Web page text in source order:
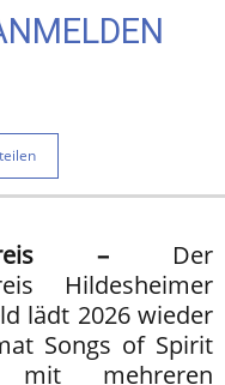
teilen
– Der
Hildesheimer
lädt 2026 wieder
Songs of Spirit
mehreren